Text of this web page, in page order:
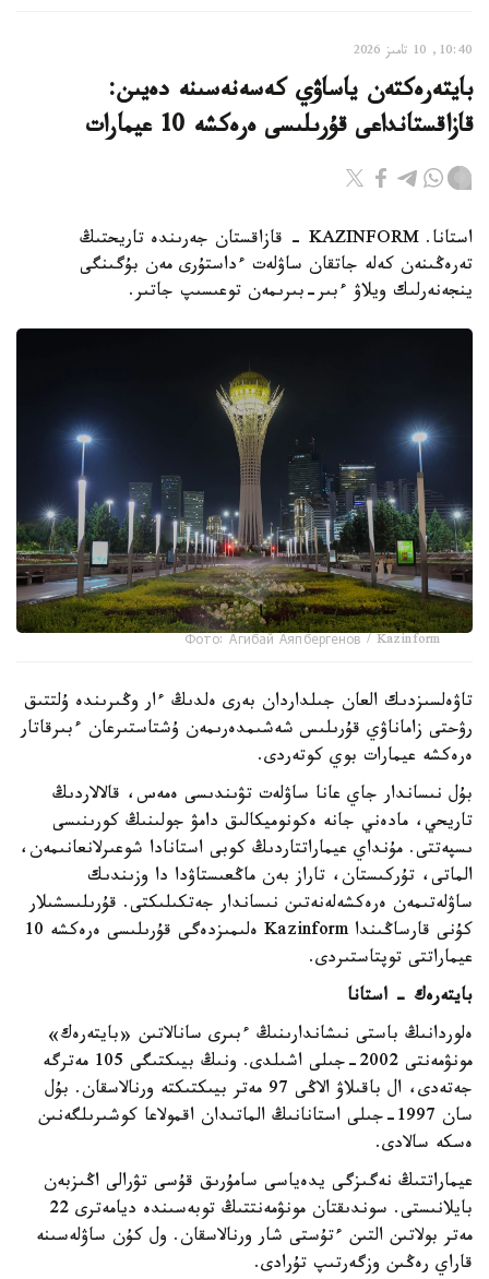
10:40, 10 تامىز 2026
بايتەرەكتەن ياساۋي كەسەنەسىنە دەيىن:
قازاقستانداعى قۇرىلىسى ەرەكشە 10 عيمارات
استانا. KAZINFORM - قازاقستان جەرىندە تاريحتىڭ
تەرەڭىنەن كەلە جاتقان ساۋلەت ءداستۇرى مەن بۇگىنگى
ينجەنەرلىك ويلاۋ ءبىر-بىرىمەن توعىسىپ جاتىر.
Фото: Агибай Аяпбергенов / Kazinform
تاۋەلسىزدىك العان جىلداردان بەرى ەلدىڭ ءار وڭىرىندە ۇلتتىق
رۋحتى زاماناۋي قۇرىلىس شەشىمدەرىمەن ۇشتاستىرعان ءبىرقاتار
ەرەكشە عيمارات بوي كوتەردى.
بۇل نىساندار جاي عانا ساۋلەت تۋىندىسى ەمەس، قالالاردىڭ
تاريحي، مادەني جانە ەكونوميكالىق دامۋ جولىنىڭ كورىنىسى
ىسپەتتى. مۇنداي عيماراتتاردىڭ كوبى استانادا شوعىرلانعانىمەن،
الماتى، تۇركىستان، تاراز بەن ماڭعىستاۋدا دا وزىندىك
ساۋلەتىمەن ەرەكشەلەنەتىن نىساندار جەتكىلىكتى. قۇرىلىسشىلار
كۇنى قارساڭىندا Kazinform ەلىمىزدەگى قۇرىلىسى ەرەكشە 10
عيماراتتى توپتاستىردى.
بايتەرەك - استانا
ەلوردانىڭ باستى نىشاندارىنىڭ ءبىرى سانالاتىن «بايتەرەك»
مونۋمەنتى 2002-جىلى اشىلدى. ونىڭ بيىكتىگى 105 مەترگە
جەتەدى، ال باقىلاۋ الاڭى 97 مەتر بيىكتىكتە ورنالاسقان. بۇل
سان 1997-جىلى استانانىڭ الماتىدان اقمولاعا كوشىرىلگەنىن
ەسكە سالادى.
عيماراتتىڭ نەگىزگى يدەياسى سامۇرىق قۇسى تۋرالى اڭىزبەن
بايلانىستى. سوندىقتان مونۋمەنتتىڭ توبەسىندە ديامەترى 22
مەتر بولاتىن التىن ءتۇستى شار ورنالاسقان. ول كۇن ساۋلەسىنە
قاراي رەڭىن وزگەرتىپ تۇرادى.